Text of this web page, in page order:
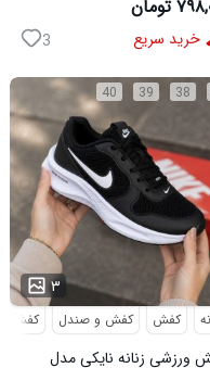
تومان
خرید سریع 3
38
39
40
۳
کفش کفش و صندل کفش
ورزشی زنانه نایکی مدل